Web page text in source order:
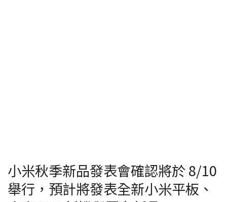
小米秋季新品發表會確認將於 8/10
舉行，預計將發表全新小米平板、